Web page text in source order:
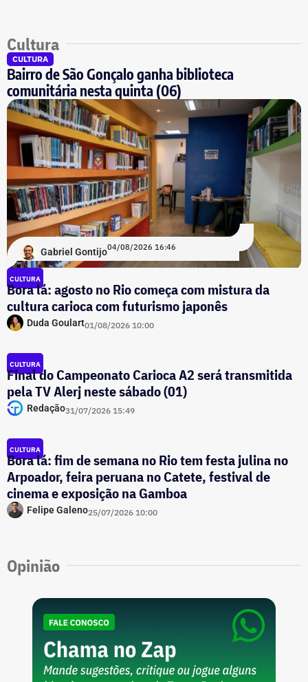
Cultura
CULTURA
Bairro de São Gonçalo ganha biblioteca
comunitária nesta quinta (06)
Gabriel Gontijo04/08/2026 16:46
CULTURA
Bora lá: agosto no Rio começa com mistura da
cultura carioca com futurismo japonês
Duda Goulart01/08/2026 10:00
CULTURA
Final do Campeonato Carioca A2 será transmitida
pela TV Alerj neste sábado (01)
Redação31/07/2026 15:49
CULTURA
Bora lá: fim de semana no Rio tem festa julina no
Arpoador, feira peruana no Catete, festival de
cinema e exposição na Gamboa
Felipe Galeno25/07/2026 10:00
Opinião